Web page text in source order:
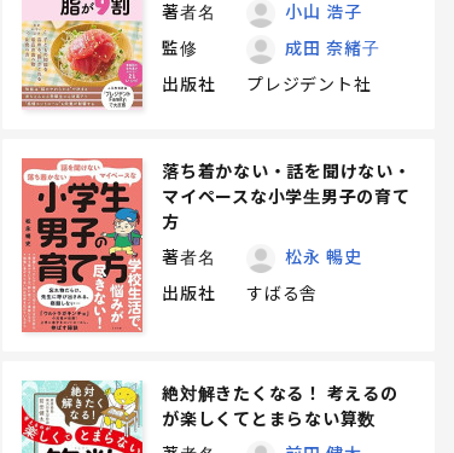
著者名
小山 浩子
監修
成田 奈緒子
出版社
プレジデント社
落ち着かない・話を聞けない・
マイペースな小学生男子の育て
方
著者名
松永 暢史
出版社
すばる舎
絶対解きたくなる！ 考えるの
が楽しくてとまらない算数